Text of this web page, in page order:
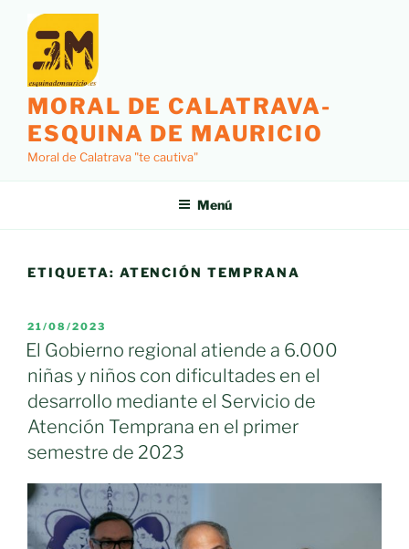
contenido
MORAL DE CALATRAVA-
ESQUINA DE MAURICIO
Moral de Calatrava "te cautiva"
Menú
ETIQUETA: ATENCIÓN TEMPRANA
PUBLICADO
EL
21/08/2023
El Gobierno regional atiende a 6.000
niñas y niños con dificultades en el
desarrollo mediante el Servicio de
Atención Temprana en el primer
semestre de 2023